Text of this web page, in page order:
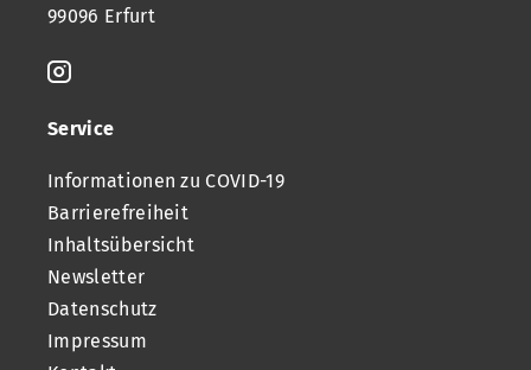
99096 Erfurt
Service
Informationen zu COVID-19
Barrierefreiheit
Inhaltsübersicht
Newsletter
Datenschutz
Impressum